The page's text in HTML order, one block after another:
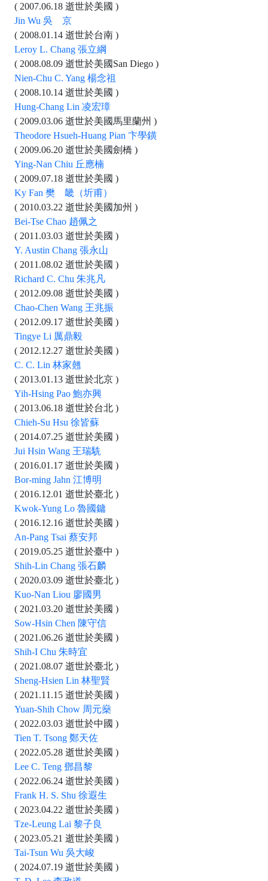
( 2007.06.18 逝世於美國 )
Jin Wu 吳 京
( 2008.01.14 逝世於台南 )
Leroy L. Chang 張立綱
( 2008.08.09 逝世於美國San Diego )
Nien-Chu C. Yang 楊念祖
( 2008.10.14 逝世於美國 )
Hung-Chang Lin 凌宏璋
( 2009.03.06 逝世於美國馬里蘭州 )
Theodore Hsueh-Huang Pian 卞學鐄
( 2009.06.20 逝世於美國劍橋 )
Ying-Nan Chiu 丘應楠
( 2009.07.18 逝世於美國 )
Ky Fan 樊 畿（圻甫）
( 2010.03.22 逝世於美國加州 )
Bei-Tse Chao 趙佩之
( 2011.03.03 逝世於美國 )
Y. Austin Chang 張永山
( 2011.08.02 逝世於美國 )
Richard C. Chu 朱兆凡
( 2012.09.08 逝世於美國 )
Chao-Chen Wang 王兆振
( 2012.09.17 逝世於美國 )
Tingye Li 厲鼎毅
( 2012.12.27 逝世於美國 )
C. C. Lin 林家翹
( 2013.01.13 逝世於北京 )
Yih-Hsing Pao 鮑亦興
( 2013.06.18 逝世於台北 )
Chieh-Su Hsu 徐皆蘇
( 2014.07.25 逝世於美國 )
Jui Hsin Wang 王瑞駪
( 2016.01.17 逝世於美國 )
Bor-ming Jahn 江博明
( 2016.12.01 逝世於臺北 )
Kwok-Yung Lo 魯國鏞
( 2016.12.16 逝世於美國 )
An-Pang Tsai 蔡安邦
( 2019.05.25 逝世於臺中 )
Shih-Lin Chang 張石麟
( 2020.03.09 逝世於臺北 )
Kuo-Nan Liou 廖國男
( 2021.03.20 逝世於美國 )
Sow-Hsin Chen 陳守信
( 2021.06.26 逝世於美國 )
Shih-I Chu 朱時宜
( 2021.08.07 逝世於臺北 )
Sheng-Hsien Lin 林聖賢
( 2021.11.15 逝世於美國 )
Yuan-Shih Chow 周元燊
( 2022.03.03 逝世於中國 )
Tien T. Tsong 鄭天佐
( 2022.05.28 逝世於美國 )
Lee C. Teng 鄧昌黎
( 2022.06.24 逝世於美國 )
Frank H. S. Shu 徐遐生
( 2023.04.22 逝世於美國 )
Tze-Leung Lai 黎子良
( 2023.05.21 逝世於美國 )
Tai-Tsun Wu 吳大峻
( 2024.07.19 逝世於美國 )